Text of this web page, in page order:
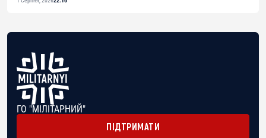
ГО "МІЛІТАРНИЙ"
ПІДТРИМАТИ